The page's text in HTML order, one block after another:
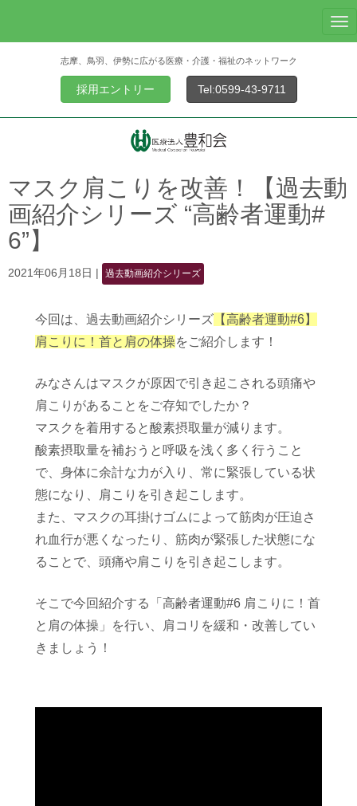
N
a
a
o
n
志摩、鳥羽、伊勢に広がる医療・介護・福祉のネットワーク
採用エントリー Tel:0599-43-9711
マスク肩こりを改善！【過去動
画紹介シリーズ “高齢者運動#
6”】
2021年06月18日 過去動画紹介シリーズ
今回は、過去動画紹介シリーズ 【高齢者運動#6】
肩こりに！首と肩の体操をご紹介します！
みなさんはマスクが原因で引き起こされる頭痛や
肩こりがあることをご存知でしたか？
マスクを着用すると酸素摂取量が減ります。
酸素摂取量を補おうと呼吸を浅く多く行うこと
で、身体に余計な力が入り、常に緊張している状
態になり、肩こりを引き起こします。
また、マスクの耳掛けゴムによって筋肉が圧迫さ
れ血行が悪くなったり、筋肉が緊張した状態にな
ることで、頭痛や肩こりを引き起こします。
そこで今回紹介する「高齢者運動#6 肩こりに！首
と肩の体操」を行い、肩コリを緩和・改善してい
きましょう！